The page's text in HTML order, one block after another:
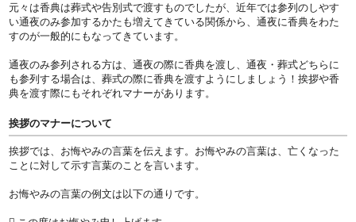
元々は香典は葬式や告別式で渡すものでしたが、近年では参列のしやす
い通夜のみ参加するかたも増えてきている関係から、通夜に香典をわた
すのが一般的にもなってきています。
通夜のみ参列される方は、通夜の際に香典を渡し、通夜・葬式どちらに
も参列する場合は、葬式の際に香典を渡すようにしましょう！挨拶や香
典を渡す際にもそれぞれマナーがあります。
挨拶のマナーについて
挨拶では、お悔やみの言葉を伝えます。お悔やみの言葉は、亡くなった
ことに対して示す言葉のことを言います。
お悔やみの言葉の例文は以下の通りです。